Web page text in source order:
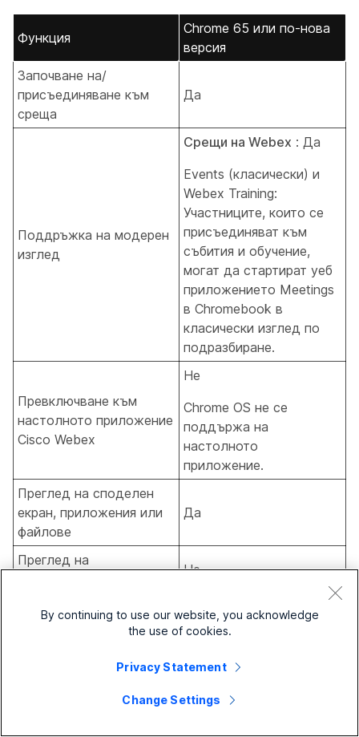
Функция
Chrome 65 или по-нова
версия
Започване на/
присъединяване към
среща
Да
Поддръжка на модерен
изглед
Срещи на Webex : Да
Events (класически) и
Webex Training:
Участниците, които се
присъединяват към
събития и обучение,
могат да стартират уеб
приложението Meetings
в Chromebook в
класически изглед по
подразбиране.
Превключване към
настолното приложение
Cisco Webex
Не
Chrome OS не се
поддържа на
настолното
приложение.
Преглед на споделен
екран, приложения или
файлове
Да
Преглед на
Не
Преглед на бяла дъска
и анотиране
Да
или повикване от
Да
By continuing to use our website, you acknowledge
the use of cookies.
Privacy Statement
Change Settings